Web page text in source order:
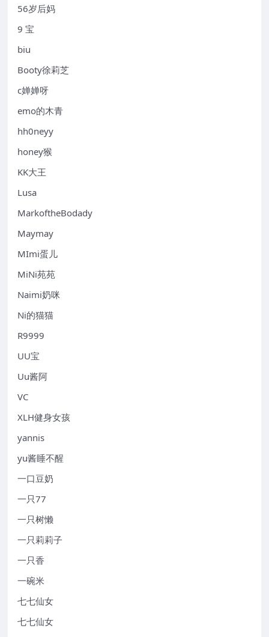
56岁后妈
9 宝
biu
Booty徐莉芝
c婵婵呀
emo的木青
hh0neyy
honey猴
KK大王
Lusa
MarkoftheBodady
Maymay
MImi蛋儿
MiNi苑苑
Naimi奶咪
Ni的猫猫
R9999
UU宝
Uu酱阿
VC
XLH健身女孩
yannis
yu酱睡不醒
一口豆奶
一只77
一只树懒
一只莉莉子
一只香
一碗米
七七仙女
七七仙女